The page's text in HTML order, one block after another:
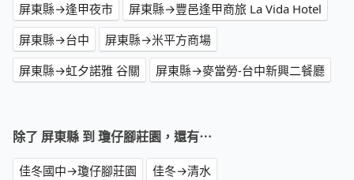
屏東縣→逢甲夜市
屏東縣→豐邑逢甲商旅 La Vida Hotel
屏東縣→台中
屏東縣→米平方商場
屏東縣→虹夕諾雅 谷關
屏東縣→麥當勞-台中新興二餐廳
除了 屏東縣 到 瓊仔腳莊園，還有⋯
佳冬國中→瓊仔腳莊園
佳冬→清水